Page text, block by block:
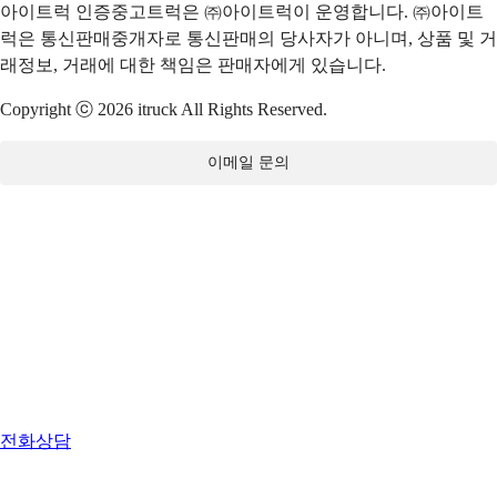
아이트럭 인증중고트럭은 ㈜아이트럭이 운영합니다. ㈜아이트
럭은 통신판매중개자로 통신판매의 당사자가 아니며, 상품 및 거
래정보, 거래에 대한 책임은 판매자에게 있습니다.
Copyright ⓒ 2026 itruck All Rights Reserved.
이메일 문의
전화상담